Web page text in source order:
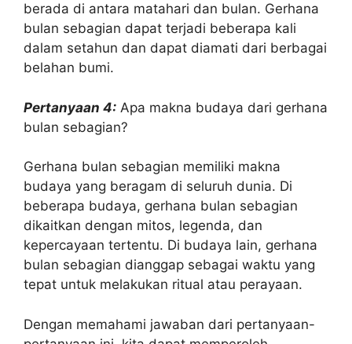
berada di antara matahari dan bulan. Gerhana
bulan sebagian dapat terjadi beberapa kali
dalam setahun dan dapat diamati dari berbagai
belahan bumi.
Pertanyaan 4: Apa makna budaya dari gerhana
bulan sebagian?
Gerhana bulan sebagian memiliki makna
budaya yang beragam di seluruh dunia. Di
beberapa budaya, gerhana bulan sebagian
dikaitkan dengan mitos, legenda, dan
kepercayaan tertentu. Di budaya lain, gerhana
bulan sebagian dianggap sebagai waktu yang
tepat untuk melakukan ritual atau perayaan.
Dengan memahami jawaban dari pertanyaan-